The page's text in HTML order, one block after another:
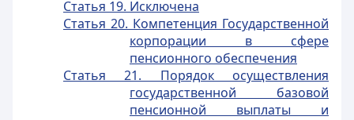
Статья 19. Исключена
Статья 20. Компетенция Государственной
корпорации в сфере
пенсионного обеспечения
Статья 21. Порядок осуществления
государственной базовой
пенсионной выплаты и